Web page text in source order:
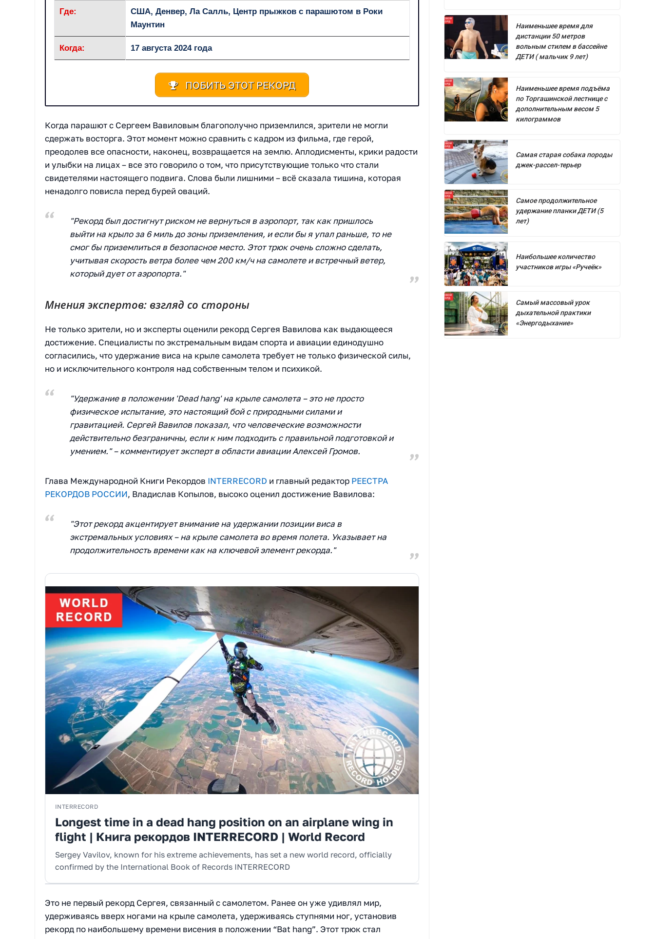
Где:
США, Денвер, Ла Салль, Центр прыжков с парашютом в Роки
Маунтин
Когда: 17 августа 2024 года
ПОБИТЬ ЭТОТ РЕКОРД
Когда парашют с Сергеем Вавиловым благополучно приземлился, зрители не могли
сдержать восторга. Этот момент можно сравнить с кадром из фильма, где герой,
преодолев все опасности, наконец, возвращается на землю. Аплодисменты, крики радости
и улыбки на лицах – все это говорило о том, что присутствующие только что стали
свидетелями настоящего подвига. Слова были лишними – всё сказала тишина, которая
ненадолго повисла перед бурей оваций.
"Рекорд был достигнут риском не вернуться в аэропорт, так как пришлось
выйти на крыло за 6 миль до зоны приземления, и если бы я упал раньше, то не
смог бы приземлиться в безопасное место. Этот трюк очень сложно сделать,
учитывая скорость ветра более чем 200 км/ч на самолете и встречный ветер,
который дует от аэропорта."
Мнения экспертов: взгляд со стороны
Не только зрители, но и эксперты оценили рекорд Сергея Вавилова как выдающееся
достижение. Специалисты по экстремальным видам спорта и авиации единодушно
согласились, что удержание виса на крыле самолета требует не только физической силы,
но и исключительного контроля над собственным телом и психикой.
"Удержание в положении 'Dead hang' на крыле самолета – это не просто
физическое испытание, это настоящий бой с природными силами и
гравитацией. Сергей Вавилов показал, что человеческие возможности
действительно безграничны, если к ним подходить с правильной подготовкой и
умением." – комментирует эксперт в области авиации Алексей Громов.
Глава Международной Книги Рекордов INTERRECORD и главный редактор РЕЕСТРА
РЕКОРДОВ РОССИИ, Владислав Копылов, высоко оценил достижение Вавилова:
"Этот рекорд акцентирует внимание на удержании позиции виса в
экстремальных условиях – на крыле самолета во время полета. Указывает на
продолжительность времени как на ключевой элемент рекорда."
INTERRECORD
Longest time in a dead hang position on an airplane wing in
flight | Книга рекордов INTERRECORD | World Record
Sergey Vavilov, known for his extreme achievements, has set a new world record, officially
confirmed by the International Book of Records INTERRECORD
Это не первый рекорд Сергея, связанный с самолетом. Ранее он уже удивлял мир,
удерживаясь вверх ногами на крыле самолета, удерживаясь ступнями ног, установив
рекорд по наибольшему времени висения в положении “Bat hang”. Этот трюк стал
Наименьшее время для
дистанции 50 метров
вольным стилем в бассейне
ДЕТИ ( мальчик 9 лет)
Наименьшее время подъёма
по Торгашинской лестнице с
дополнительным весом 5
килограммов
Самая старая собака породы
джек-рассел-терьер
Самое продолжительное
удержание планки ДЕТИ (5
лет)
Наибольшее количество
участников игры «Ручеёк»
Самый массовый урок
дыхательной практики
«Энергодыхание»